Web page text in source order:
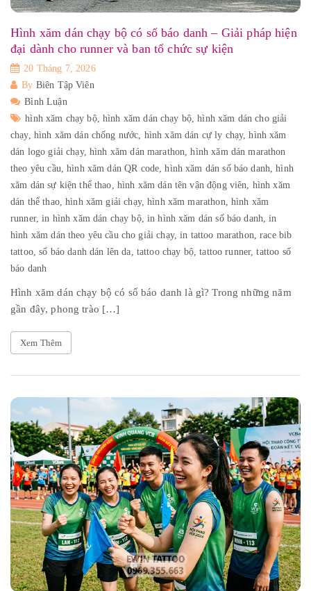
Hình xăm dán chạy bộ có số báo danh – Giải pháp hiện
đại dành cho runner và ban tổ chức sự kiện
20 Tháng 7, 2026
By Biên Tập Viên
Bình Luận
hình xăm chạy bộ,hình xăm dán chạy bộ,hình xăm dán cho giải
chạy, hình xăm dán chống nước, hình xăm dán cự ly chạy,hình xăm
dán logo giải chạy,hình xăm dán marathon,hình xăm dán marathon
theo yêu cầu,hình xăm dán QR code,hình xăm dán số báo danh,hình
xăm dán sự kiện thể thao, hình xăm dán tên vận động viên, hình xăm
dán thể thao,hình xăm giải chạy,hình xăm marathon, hình xăm
runner,in hình xăm dán chạy bộ, in hình xăm dán số báo danh,in
hình xăm dán theo yêu cầu cho giải chạy,in tattoo marathon,race bib
tattoo,số báo danh dán lên da, tattoo chạy bộ,tattoo runner,tattoo số
báo danh
Hình xăm dán chạy bộ có số báo danh là gì? Trong những năm
gần đây, phong trào […]
Xem Thêm